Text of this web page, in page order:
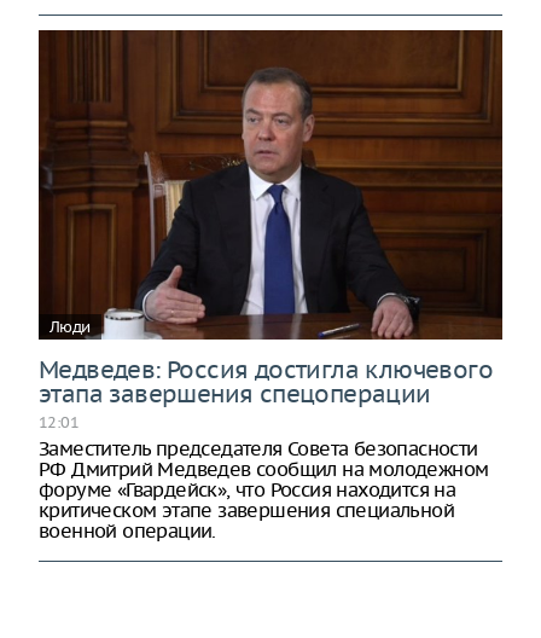
Люди
Медведев: Россия достигла ключевого
этапа завершения спецоперации
12:01
Заместитель председателя Совета безопасности
РФ Дмитрий Медведев сообщил на молодежном
форуме «Гвардейск», что Россия находится на
критическом этапе завершения специальной
военной операции.